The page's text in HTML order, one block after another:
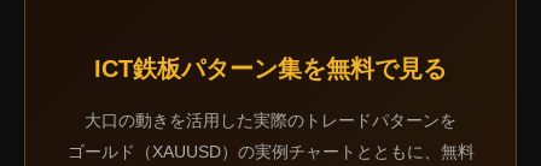
ICT鉄板パターン集を無料で見る
大口の動きを活用した実際のトレードパターンを
ゴールド（XAUUSD）の実例チャートとともに、無料